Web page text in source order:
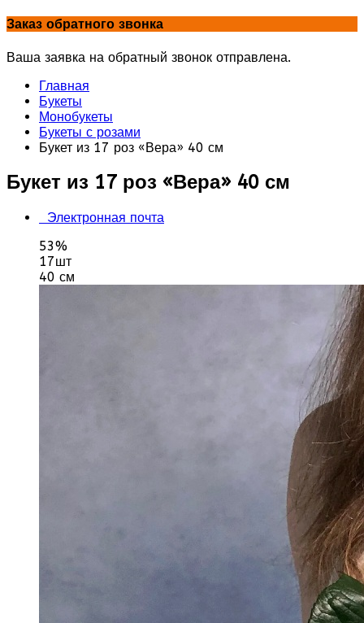
Заказ обратного звонка
Ваша заявка на обратный звонок отправлена.
Главная
Букеты
Монобукеты
Букеты с розами
Букет из 17 роз «Вера» 40 см
Букет из 17 роз «Вера» 40 см
Электронная почта
53%
17шт
40 см